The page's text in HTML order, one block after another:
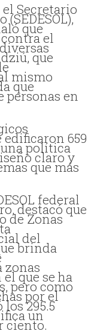
Secretario
que
el
que
mismo
que
personas en
659
política
claro y
que más
federal
destacó que
de Zonas
del
brinda
zonas
que se ha
pero como
por el
295.5
un
ciento.